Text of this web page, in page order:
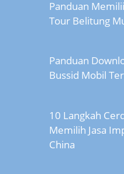
Panduan
Tour Belitung
Panduan
Bussid Mobil
10 Langkah
Memilih Jasa
China